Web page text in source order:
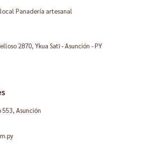
Panadería artesanal
2870, Ykua Satĩ - Asunción - PY
Asunción